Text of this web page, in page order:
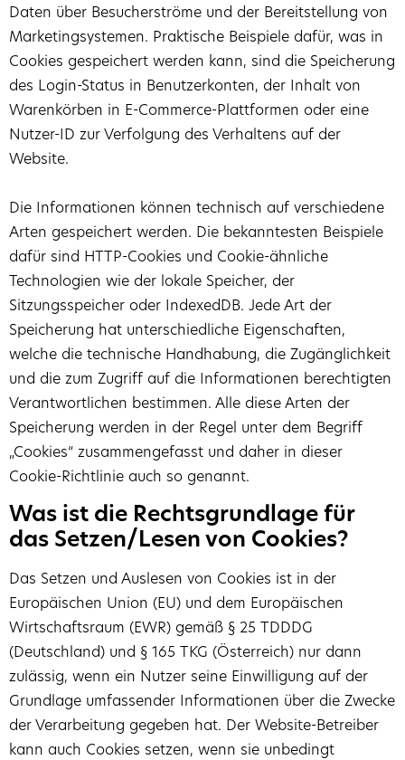
Daten über Besucherströme und der Bereitstellung von
Marketingsystemen. Praktische Beispiele dafür, was in
Cookies gespeichert werden kann, sind die Speicherung
des Login-Status in Benutzerkonten, der Inhalt von
Warenkörben in E-Commerce-Plattformen oder eine
Nutzer-ID zur Verfolgung des Verhaltens auf der
Website.
Die Informationen können technisch auf verschiedene
Arten gespeichert werden. Die bekanntesten Beispiele
dafür sind HTTP-Cookies und Cookie-ähnliche
Technologien wie der lokale Speicher, der
Sitzungsspeicher oder IndexedDB. Jede Art der
Speicherung hat unterschiedliche Eigenschaften,
welche die technische Handhabung, die Zugänglichkeit
und die zum Zugriff auf die Informationen berechtigten
Verantwortlichen bestimmen. Alle diese Arten der
Speicherung werden in der Regel unter dem Begriff
„Cookies“ zusammengefasst und daher in dieser
Cookie-Richtlinie auch so genannt.
Was ist die Rechtsgrundlage für
das Setzen/Lesen von Cookies?
Das Setzen und Auslesen von Cookies ist in der
Europäischen Union (EU) und dem Europäischen
Wirtschaftsraum (EWR) gemäß § 25 TDDDG
(Deutschland) und § 165 TKG (Österreich) nur dann
zulässig, wenn ein Nutzer seine Einwilligung auf der
Grundlage umfassender Informationen über die Zwecke
der Verarbeitung gegeben hat. Der Website-Betreiber
kann auch Cookies setzen, wenn sie unbedingt